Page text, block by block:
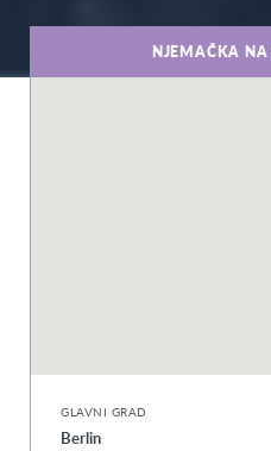
NJEMAČKA
GLAVNI GRAD
Berlin